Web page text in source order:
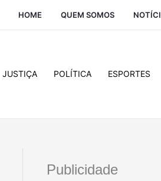
HOME QUEM SOMOS
JUSTIÇA POLÍTICA ESPORTES
Publicidade